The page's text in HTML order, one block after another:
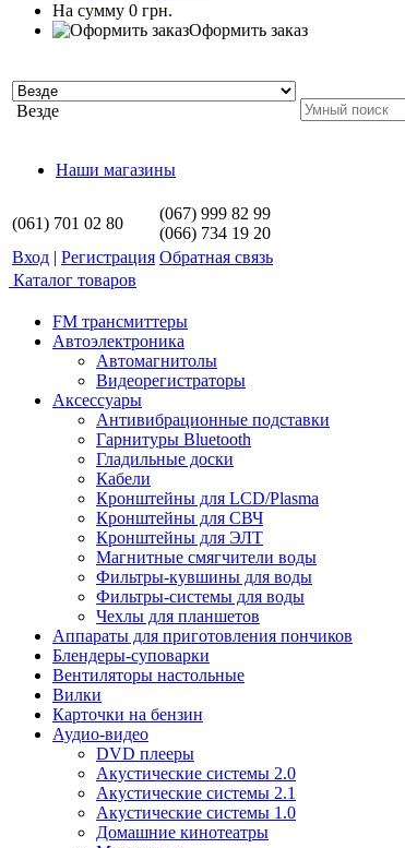
На сумму 0 грн.
Оформить заказ
Везде
Наши магазины
(061) 701 02 80
(067) 999 82 99
(066) 734 19 20
Вход | Регистрация Обратная связь
Каталог товаров
FM трансмиттеры
Автоэлектроника
Автомагнитолы
Видеорегистраторы
Аксессуары
Антивибрационные подставки
Гарнитуры Bluetooth
Гладильные доски
Кабели
Кронштейны для LCD/Plasma
Кронштейны для СВЧ
Кронштейны для ЭЛТ
Магнитные смягчители воды
Фильтры-кувшины для воды
Фильтры-системы для воды
Чехлы для планшетов
Аппараты для приготовления пончиков
Блендеры-суповарки
Вентиляторы настольные
Вилки
Карточки на бензин
Аудио-видео
DVD плееры
Акустические системы 2.0
Акустические системы 2.1
Акустические системы 1.0
Домашние кинотеатры